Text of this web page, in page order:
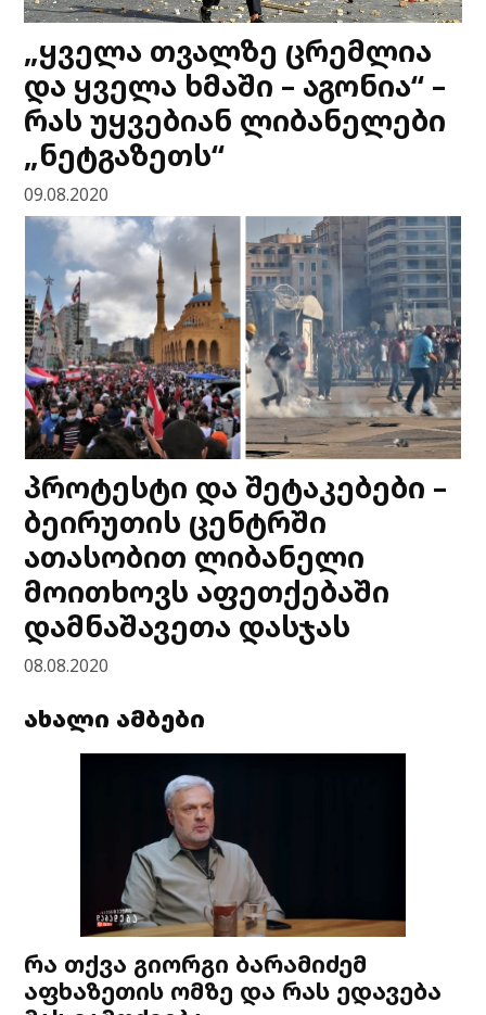
„ყველა თვალზე ცრემლია
და ყველა ხმაში – აგონია“ –
რას უყვებიან ლიბანელები
„ნეტგაზეთს“
09.08.2020
პროტესტი და შეტაკებები –
ბეირუთის ცენტრში
ათასობით ლიბანელი
მოითხოვს აფეთქებაში
დამნაშავეთა დასჯას
08.08.2020
ახალი ამბები
რა თქვა გიორგი ბარამიძემ
აფხაზეთის ომზე და რას ედავება